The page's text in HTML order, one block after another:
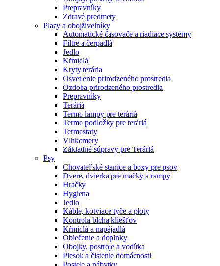
Prepravníky
Zdravé predmety
Plazy a obojživelníky
Automatické časovače a riadiace systémy
Filtre a čerpadlá
Jedlo
Kŕmidlá
Kryty terária
Osvetlenie prirodzeného prostredia
Ozdoba prirodzeného prostredia
Prepravníky
Teráriá
Termo lampy pre teráriá
Termo podložky pre teráriá
Termostaty
Vlhkomery
Základné súpravy pre Teráriá
Psy
Chovateľské stanice a boxy pre psov
Dvere, dvierka pre mačky a rampy
Hračky
Hygiena
Jedlo
Káble, kotviace tyče a ploty
Kontrola blcha kliešťov
Kŕmidlá a napájadlá
Oblečenie a doplnky
Obojky, postroje a vodítka
Piesok a čistenie domácnosti
Postele a nábytky